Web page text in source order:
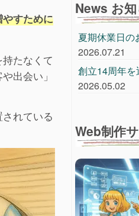
すために
たなくて
出会い」
れている
News お
夏期休業日の
2026.07.21
創立14周年を
2026.05.02
Web制作